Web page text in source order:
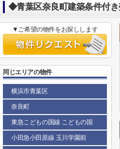
◆青葉区奈良町建築条件付
▼ご希望の物件をお探しします
同じエリアの物件
横浜市青葉区
奈良町
東急こどもの国線 こどもの国
小田急小田原線 玉川学園前